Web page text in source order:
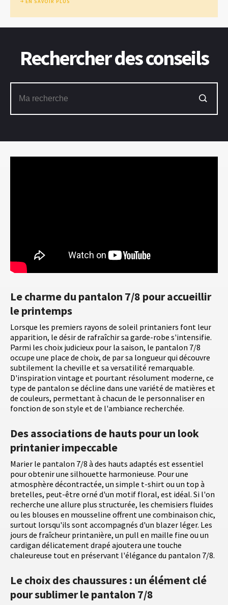
Le charme du pantalon 7/8 pour accueillir
le printemps
Lorsque les premiers rayons de soleil printaniers font leur
apparition, le désir de rafraîchir sa garde-robe s'intensifie.
Parmi les choix judicieux pour la saison, le pantalon 7/8
occupe une place de choix, de par sa longueur qui découvre
subtilement la cheville et sa versatilité remarquable.
D'inspiration vintage et pourtant résolument moderne, ce
type de pantalon se décline dans une variété de matières et
de couleurs, permettant à chacun de le personnaliser en
fonction de son style et de l'ambiance recherchée.
Des associations de hauts pour un look
printanier impeccable
Marier le pantalon 7/8 à des hauts adaptés est essentiel
pour obtenir une silhouette harmonieuse. Pour une
atmosphère décontractée, un simple t-shirt ou un top à
bretelles, peut-être orné d'un motif floral, est idéal. Si l'on
recherche une allure plus structurée, les chemisiers fluides
ou les blouses en mousseline offrent une combinaison chic,
surtout lorsqu'ils sont accompagnés d'un blazer léger. Les
jours de fraîcheur printanière, un pull en maille fine ou un
cardigan délicatement drapé ajoutera une touche
chaleureuse tout en préservant l'élégance du pantalon 7/8.
Le choix des chaussures : un élément clé
pour sublimer le pantalon 7/8
Rechercher des conseils